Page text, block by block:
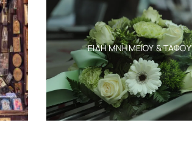
ΕΊΔΗ ΜΝΗΜΕΊΟΥ & ΤΆΦΟΥ